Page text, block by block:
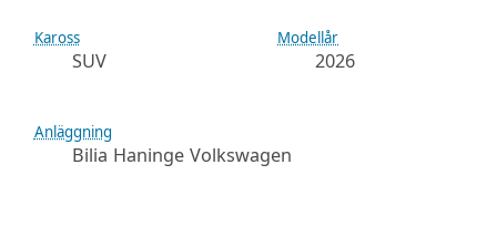
Kaross
SUV
Modellår
2026
Anläggning
Bilia Haninge Volkswagen